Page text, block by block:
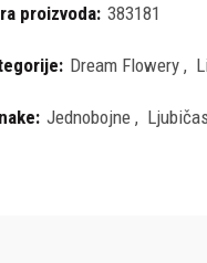
proizvoda: 383181
Dream Flowery ,
Jednobojne ,